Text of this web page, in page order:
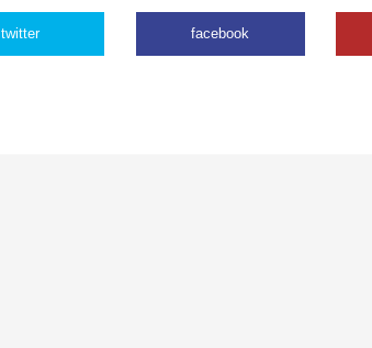
twitter facebook